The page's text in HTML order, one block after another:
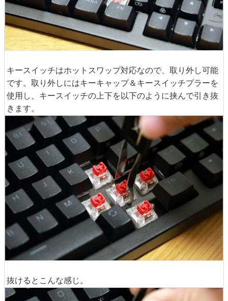
キースイッチはホットスワップ対応なので、取り外し可能
です。取り外しにはキーキャップ＆キースイッチプラーを
使用し、キースイッチの上下を以下のように挟んで引き抜
きます。
抜けるとこんな感じ。